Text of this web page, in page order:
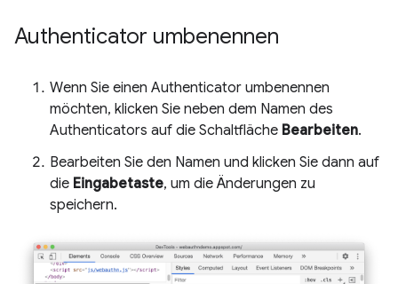
Authenticator umbenennen
Wenn Sie einen Authenticator umbenennen
möchten, klicken Sie neben dem Namen des
Authenticators auf die Schaltfläche Bearbeiten.
Bearbeiten Sie den Namen und klicken Sie dann auf
die Eingabetaste, um die Änderungen zu
speichern.